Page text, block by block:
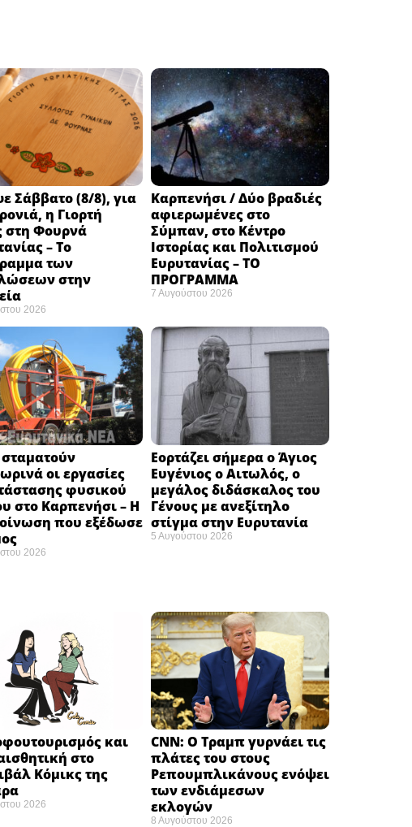
Σάββατο (8/8), για
η Γιορτή
στη Φουρνά
– Το
των
στην
2026
Καρπενήσι / Δύο βραδιές
αφιερωμένες στο
Σύμπαν, στο Κέντρο
Ιστορίας και Πολιτισμού
Ευρυτανίας – ΤΟ
ΠΡΟΓΡΑΜΜΑ
7 Αυγούστου 2026
σταματούν
οι εργασίες
φυσικού
στο Καρπενήσι – Η
που εξέδωσε
2026
Εορτάζει σήμερα ο Άγιος
Ευγένιος ο Αιτωλός, ο
μεγάλος διδάσκαλος του
Γένους με ανεξίτηλο
στίγμα στην Ευρυτανία
5 Αυγούστου 2026
και
στο
Κόμικς της
2026
CNN: Ο Τραμπ γυρνάει τις
πλάτες του στους
Ρεπουμπλικάνους ενόψει
των ενδιάμεσων
εκλογών ​
8 Αυγούστου 2026